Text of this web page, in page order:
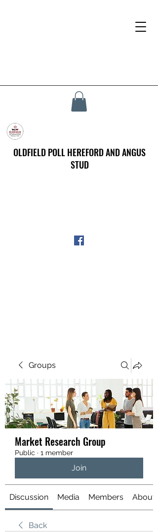
OLDFIELD POLL HEREFORD AND ANGUS
STUD
Groups
Market Research Group
Public · 1 member
Join
Discussion Media Members About
Back